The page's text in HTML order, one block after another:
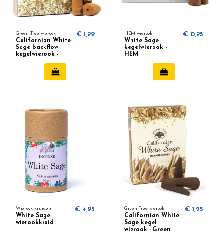
Green Tree wierook
Californian White
Sage backflow
kegelwierook -
€ 1,99 HEM wierook
White Sage
kegelwierook -
HEM
€ 0,95
Wierook kruiden
White Sage
wierookkruid
€ 4,95 Green Tree wierook
Californian White
Sage kegel
wierook - Green
€ 1,25